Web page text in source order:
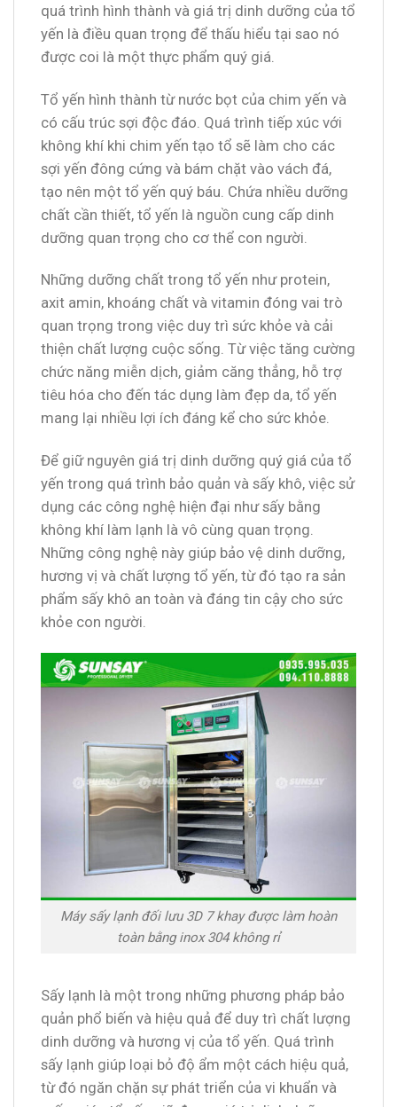
quá trình hình thành và giá trị dinh dưỡng của tổ
yến là điều quan trọng để thấu hiểu tại sao nó
được coi là một thực phẩm quý giá.
Tổ yến hình thành từ nước bọt của chim yến và
có cấu trúc sợi độc đáo. Quá trình tiếp xúc với
không khí khi chim yến tạo tổ sẽ làm cho các
sợi yến đông cứng và bám chặt vào vách đá,
tạo nên một tổ yến quý báu. Chứa nhiều dưỡng
chất cần thiết, tổ yến là nguồn cung cấp dinh
dưỡng quan trọng cho cơ thể con người.
Những dưỡng chất trong tổ yến như protein,
axit amin, khoáng chất và vitamin đóng vai trò
quan trọng trong việc duy trì sức khỏe và cải
thiện chất lượng cuộc sống. Từ việc tăng cường
chức năng miễn dịch, giảm căng thẳng, hỗ trợ
tiêu hóa cho đến tác dụng làm đẹp da, tổ yến
mang lại nhiều lợi ích đáng kể cho sức khỏe.
Để giữ nguyên giá trị dinh dưỡng quý giá của tổ
yến trong quá trình bảo quản và sấy khô, việc sử
dụng các công nghệ hiện đại như sấy bằng
không khí làm lạnh là vô cùng quan trọng.
Những công nghệ này giúp bảo vệ dinh dưỡng,
hương vị và chất lượng tổ yến, từ đó tạo ra sản
phẩm sấy khô an toàn và đáng tin cậy cho sức
khỏe con người.
Máy sấy lạnh đối lưu 3D 7 khay được làm hoàn
toàn bằng inox 304 không rỉ
Sấy lạnh là một trong những phương pháp bảo
quản phổ biến và hiệu quả để duy trì chất lượng
dinh dưỡng và hương vị của tổ yến. Quá trình
sấy lạnh giúp loại bỏ độ ẩm một cách hiệu quả,
từ đó ngăn chặn sự phát triển của vi khuẩn và